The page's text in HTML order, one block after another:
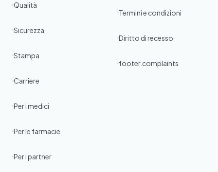
Qualità
Sicurezza
Stampa
Carriere
Per i medici
Per le farmacie
Per i partner
Termini e condizioni
Diritto di recesso
footer.complaints